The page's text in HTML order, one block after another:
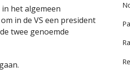
het algemeen
in de VS een president
twee genoemde